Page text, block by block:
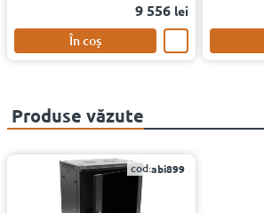
9 556 lei
În coș
Produse văzute
cod:abi899